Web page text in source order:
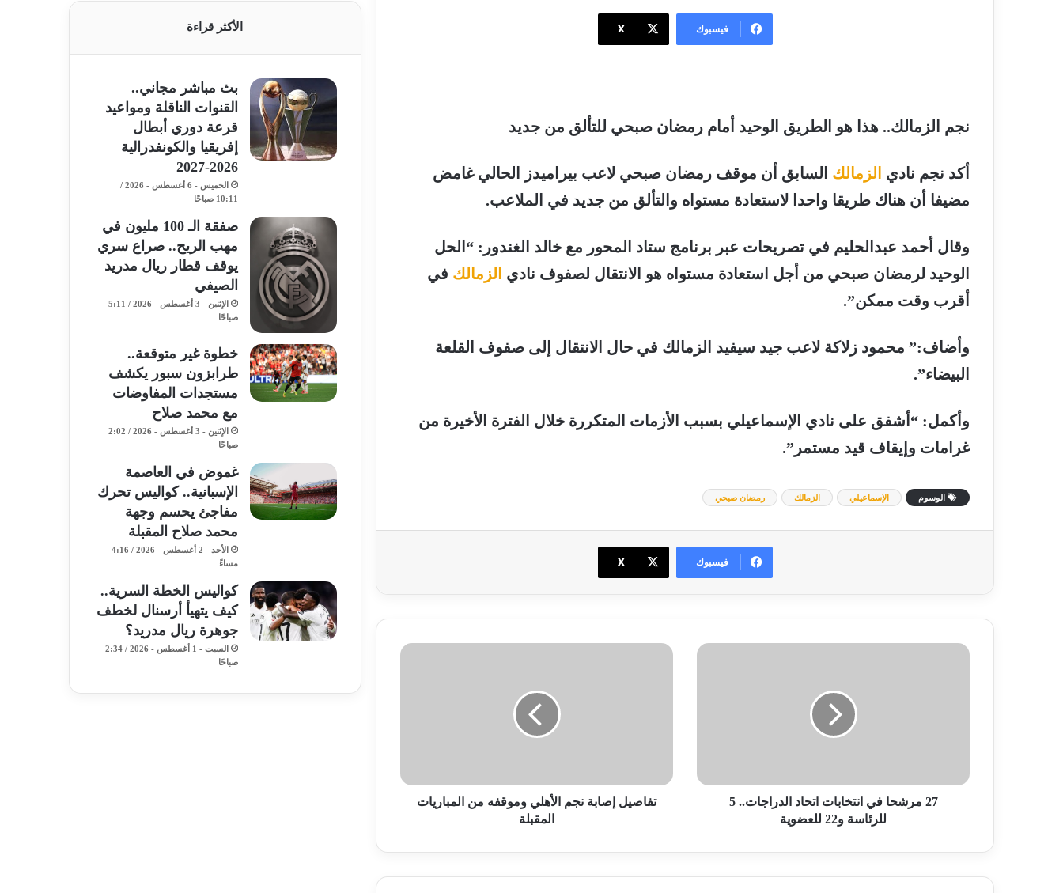
فيسبوك ‫X
نجم الزمالك.. هذا هو الطريق الوحيد أمام رمضان صبحي للتألق من جديد
أكد نجم نادي الزمالك السابق أن موقف رمضان صبحي لاعب بيراميدز الحالي غامض
مضيفا أن هناك طريقا واحدا لاستعادة مستواه والتألق من جديد في الملاعب.
وقال أحمد عبدالحليم في تصريحات عبر برنامج ستاد المحور مع خالد الغندور: “الحل
الوحيد لرمضان صبحي من أجل استعادة مستواه هو الانتقال لصفوف نادي الزمالك في
أقرب وقت ممكن”.
وأضاف:” محمود زلاكة لاعب جيد سيفيد الزمالك في حال الانتقال إلى صفوف القلعة
البيضاء”.
وأكمل: “أشفق على نادي الإسماعيلي بسبب الأزمات المتكررة خلال الفترة الأخيرة من
غرامات وإيقاف قيد مستمر”.
الوسوم الإسماعيلي الزمالك رمضان صبحي
فيسبوك ‫X
27
و22
للعضوية
27 مرشحا في انتخابات اتحاد الدراجات.. 5
للرئاسة و22 للعضوية
تفاصيل
تفاصيل إصابة نجم الأهلي وموقفه من المباريات
المقبلة
الأكثر قراءة
بث مباشر مجاني..
القنوات الناقلة ومواعيد
قرعة دوري أبطال
إفريقيا والكونفدرالية
2026-2027
الخميس - 6 أغسطس - 2026 /
10:11 صباحًا
صفقة الـ 100 مليون في
مهب الريح.. صراع سري
يوقف قطار ريال مدريد
الصيفي
الإثنين - 3 أغسطس - 2026 / 5:11
صباحًا
خطوة غير متوقعة..
طرابزون سبور يكشف
مستجدات المفاوضات
مع محمد صلاح
الإثنين - 3 أغسطس - 2026 / 2:02
صباحًا
غموض في العاصمة
الإسبانية.. كواليس تحرك
مفاجئ يحسم وجهة
محمد صلاح المقبلة
الأحد - 2 أغسطس - 2026 / 4:16
مساءً
كواليس الخطة السرية..
كيف يتهيأ أرسنال لخطف
جوهرة ريال مدريد؟
السبت - 1 أغسطس - 2026 / 2:34
صباحًا